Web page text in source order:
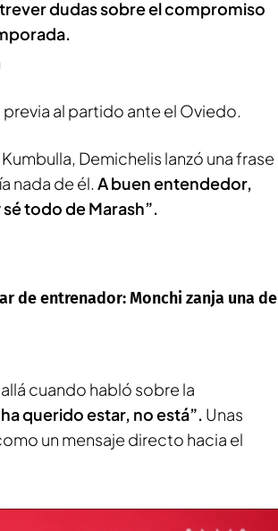
dudas sobre el compromiso
al partido ante el Oviedo.
Demichelis lanzó una frase
nada de él. A buen entendedor,
todo de Marash”.
de entrenador: Monchi zanja una de
cuando habló sobre la
querido estar, no está”. Unas
un mensaje directo hacia el